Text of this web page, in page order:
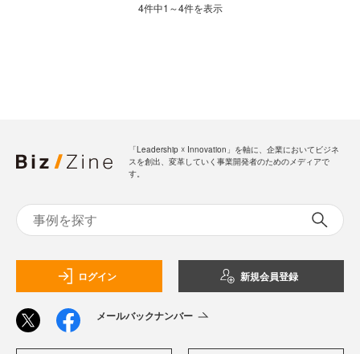
4件中1～4件を表示
「Leadership ☓ Innovation」を軸に、企業においてビジネ
スを創出、変革していく事業開発者のためのメディアで
す。
ログイン 新規会員登録
メールバックナンバー